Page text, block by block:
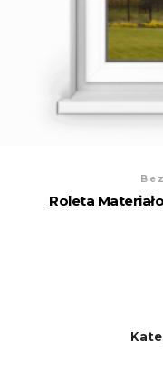
Roleta